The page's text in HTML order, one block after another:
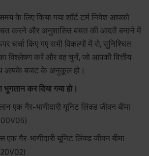
के लिए किया गया शॉर्ट टर्म निवेश आपको
करने और अनुशासित बचत की आदतें बनाने में
चर्चा किए गए सभी विकल्पों में से, सुनिश्चित
विश्लेषण करें और वह चुनें, जो आपकी वित्तीय
आपके बजट के अनुकूल हो।
भुगतान कर दिया गया हो।
एक गैर-भागीदारी यूनिट लिंक्ड जीवन बीमा
एक गैर-भागीदारी यूनिट लिंक्ड जीवन बीमा